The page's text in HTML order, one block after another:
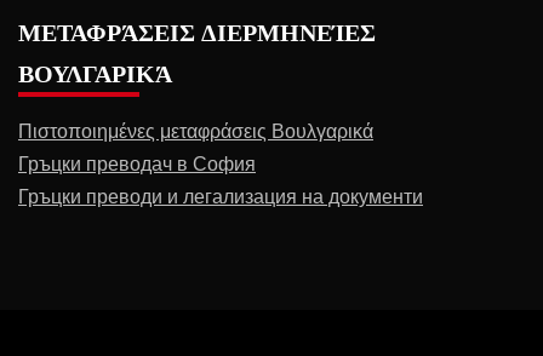
ΜΕΤΑΦΡΆΣΕΙΣ ΔΙΕΡΜΗΝΕΊΕΣ
ΒΟΥΛΓΑΡΙΚΆ
Πιστοποιημένες μεταφράσεις Βουλγαρικά
Гръцки преводач в София
Гръцки преводи и легализация на документи